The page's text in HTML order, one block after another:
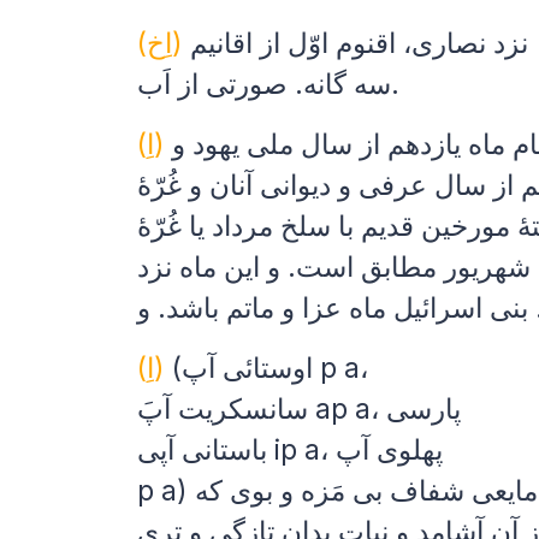
(اِخ) نزد نصاری، اقنوم اوّل از اقانیم
سه گانه. صورتی از اَب.
(اِ) ماه یازدهم از سال ملی یهود و
از سال عرفی و دیوانی آنان و غُرّهٔ
مورخین قدیم با سلخ مرداد یا غُرّهٔ
شهریور مطابق است. و این ماه نزد
...
(اِ)
(اوستائی آپ p a،
سانسکریت آپَ ap a، پارسی
باستانی آپی ip a، پهلوی آپ
p a) مایعی شفاف بی مَزه و بوی که
آن آشامد و نبات بدان تازگی و تری